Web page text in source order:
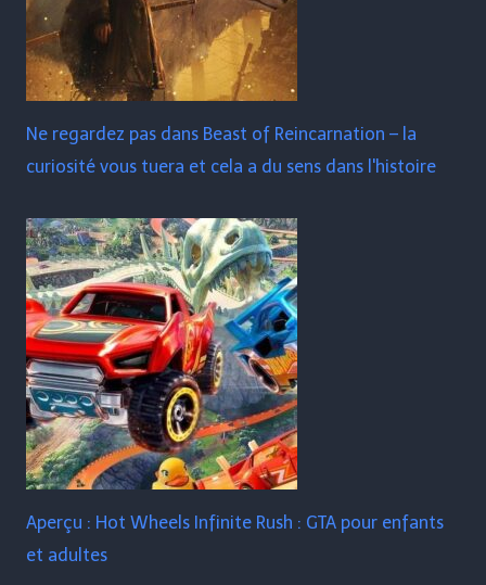
Ne regardez pas dans Beast of Reincarnation – la
curiosité vous tuera et cela a du sens dans l'histoire
Aperçu : Hot Wheels Infinite Rush : GTA pour enfants
et adultes